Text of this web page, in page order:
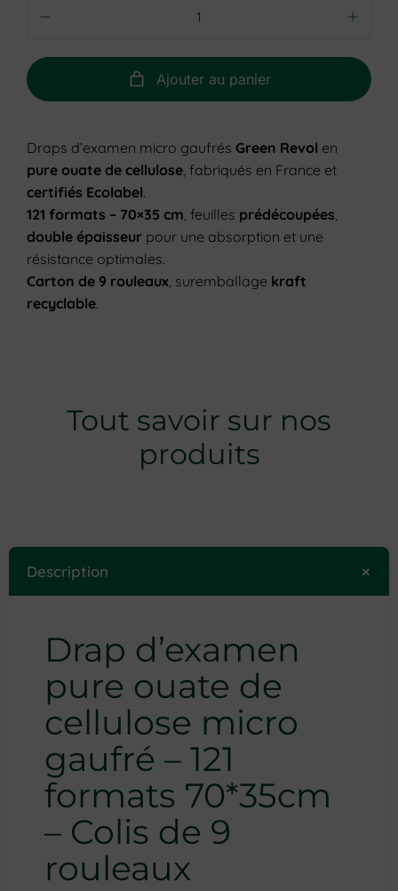
Ajouter au panier
Draps d’examen micro gaufrés Green Revol en
pure ouate de cellulose, fabriqués en France et
certifiés Ecolabel.
121 formats – 70×35 cm, feuilles prédécoupées,
double épaisseur pour une absorption et une
résistance optimales.
Carton de 9 rouleaux, suremballage kraft
recyclable.
Tout savoir sur nos
produits
Description +
Drap d’examen
pure ouate de
cellulose micro
gaufré – 121
formats 70*35cm
– Colis de 9
rouleaux